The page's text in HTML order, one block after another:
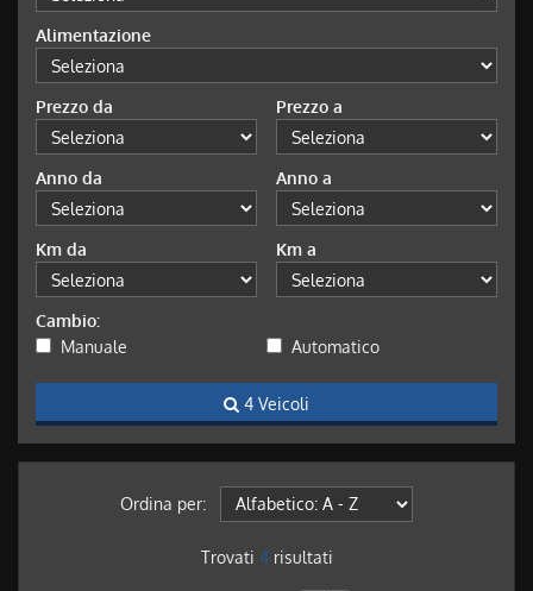
AREA COMMERCIANTI
Alimentazione
Prezzo da Prezzo a
Anno da Anno a
Km da Km a
Cambio:
Manuale
Automatico
4 Veicoli
Ordina per:
Trovati 4risultati